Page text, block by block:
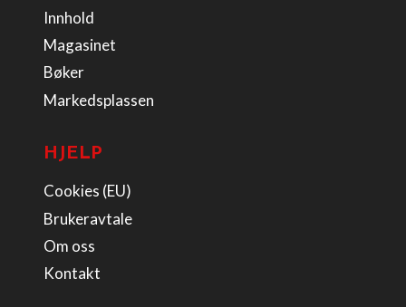
Innhold
Magasinet
Bøker
Markedsplassen
HJELP
Cookies (EU)
Brukeravtale
Om oss
Kontakt